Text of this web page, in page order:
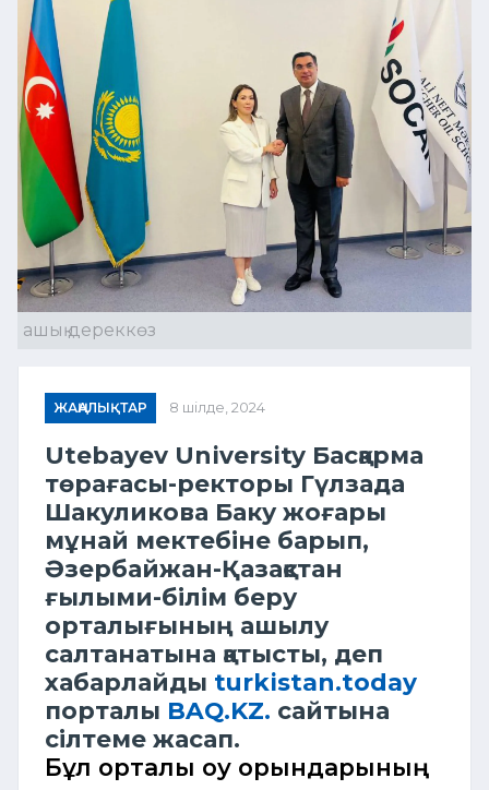
ашық дереккөз
ЖАҢАЛЫҚТАР 8 шілде, 2024
Utebayev University Басқарма
төрағасы-ректоры Гүлзада
Шакуликова Баку жоғары
мұнай мектебіне барып,
Әзербайжан-Қазақстан
ғылыми-білім беру
орталығының ашылу
салтанатына қатысты, деп
хабарлайды turkistan.today
порталы BAQ.KZ. сайтына
сілтеме жасап.
Бұл орталық оқу орындарының